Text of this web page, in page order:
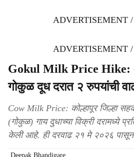
ADVERTISEMENT
ADVERTISEMENT
Gokul Milk Price Hike:
गोकुळ दूध दरात २ रुपयांची
Cow Milk Price: कोल्हापूर जिल्हा
(गोकुळ) गाय दुधाच्या विक्री दरामध्ये
केली आहे. ही दरवाढ २१ मे २०२६ पासून
Deepak Bhandigare